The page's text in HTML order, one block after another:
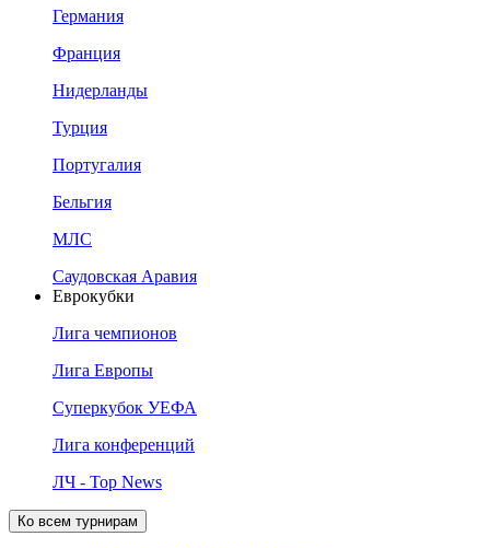
Германия
Франция
Нидерланды
Турция
Португалия
Бельгия
МЛС
Саудовская Аравия
Еврокубки
Лига чемпионов
Лига Европы
Суперкубок УЕФА
Лига конференций
ЛЧ - Top News
Ко всем турнирам